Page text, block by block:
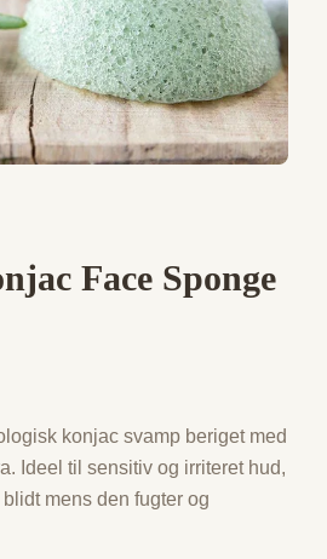
Face Sponge
konjac svamp beriget med
Ideel til sensitiv og irriteret hud,
mens den fugter og